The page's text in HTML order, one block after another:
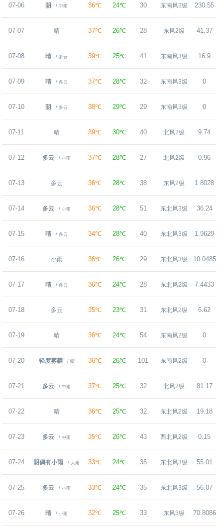
07-06 阴 / 中雨 36℃ 24℃ 30 东南风3级 230.55
07-07 晴 37℃ 26℃ 28 东风2级 41.37
07-08 晴 / 多云 39℃ 25℃ 41 东南风3级 16.9
07-09 晴 / 多云 37℃ 28℃ 32 东南风3级 0
07-10 阴 / 多云 38℃ 29℃ 29 东南风3级 0
07-11 晴 39℃ 30℃ 40 北风2级 9.74
07-12 多云 / 小雨 37℃ 28℃ 27 北风2级 0.96
07-13 多云 36℃ 28℃ 38 东风2级 1.8028
07-14 多云 / 小雨 36℃ 28℃ 51 东北风3级 36.24
07-15 晴 / 多云 34℃ 28℃ 40 东北风3级 1.9629
07-16 小雨 36℃ 26℃ 29 东北风3级 10.0485
07-17 晴 / 多云 36℃ 24℃ 28 东北风2级 7.4433
07-18 多云 35℃ 23℃ 31 东北风2级 6.62
07-19 晴 36℃ 24℃ 54 东南风2级 0
07-20 轻度雾霾 / 晴 36℃ 26℃ 101 东南风2级 0
07-21 多云 / 中雨 37℃ 25℃ 32 北风2级 81.17
07-22 晴 36℃ 25℃ 32 东北风2级 19.18
07-23 多云 / 中雨 35℃ 26℃ 43 西北风2级 0.15
07-24 阴偶有小雨 / 大雨 33℃ 24℃ 35 东北风3级 55.01
07-25 多云 / 小雨 33℃ 24℃ 35 东北风3级 56.07
07-26 晴 / 小雨 32℃ 25℃ 33 东风3级 70.8086